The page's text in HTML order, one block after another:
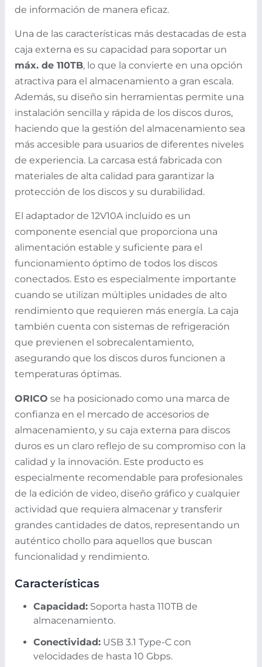
de información de manera eficaz.
Una de las características más destacadas de esta
caja externa es su capacidad para soportar un
máx. de 110TB, lo que la convierte en una opción
atractiva para el almacenamiento a gran escala.
Además, su diseño sin herramientas permite una
instalación sencilla y rápida de los discos duros,
haciendo que la gestión del almacenamiento sea
más accesible para usuarios de diferentes niveles
de experiencia. La carcasa está fabricada con
materiales de alta calidad para garantizar la
protección de los discos y su durabilidad.
El adaptador de 12V10A incluido es un
componente esencial que proporciona una
alimentación estable y suficiente para el
funcionamiento óptimo de todos los discos
conectados. Esto es especialmente importante
cuando se utilizan múltiples unidades de alto
rendimiento que requieren más energía. La caja
también cuenta con sistemas de refrigeración
que previenen el sobrecalentamiento,
asegurando que los discos duros funcionen a
temperaturas óptimas.
ORICO se ha posicionado como una marca de
confianza en el mercado de accesorios de
almacenamiento, y su caja externa para discos
duros es un claro reflejo de su compromiso con la
calidad y la innovación. Este producto es
especialmente recomendable para profesionales
de la edición de video, diseño gráfico y cualquier
actividad que requiera almacenar y transferir
grandes cantidades de datos, representando un
auténtico chollo para aquellos que buscan
funcionalidad y rendimiento.
Características
Capacidad: Soporta hasta 110TB de
almacenamiento.
Conectividad: USB 3.1 Type-C con
velocidades de hasta 10 Gbps.